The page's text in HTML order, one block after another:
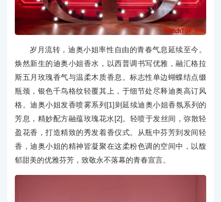
岁月流转，迪奥小姐率性自由的青春气息延续至今。
焕然新生的迪奥小姐香水，以西普调书写优雅，融汇格拉
斯五月玫瑰香气与温柔木质香息。标志性单边蝴蝶结点缀
瓶颈，银色千鸟格纹轻覆其上，于细节处尽释迪奥高订风
格。迪奥小姐发香喷雾系列[1]则延续迪奥小姐香氛系列的
芳息，精妙配方融蕴玫瑰花水[2]。轻喷于发丝间，弥散轻
盈花香，打造精致的秀发着香仪式。从瓶中芬芳到发间轻
香，迪奥小姐的精神皆凝聚在这柔粉色调的空间中，以馥
郁甜美的优雅芬芳，致敬永不落幕的青春宣言。